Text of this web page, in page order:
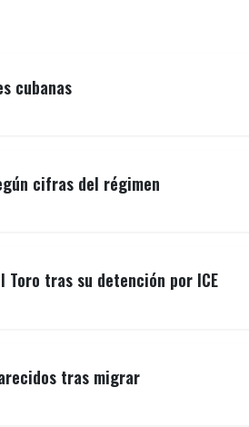
cubanas
cifras del régimen
Toro tras su detención por ICE
tras migrar